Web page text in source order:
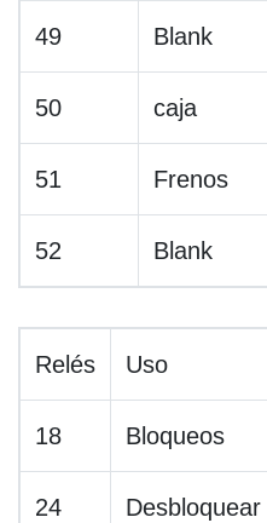
49 Blank
50 caja
51 Frenos
52 Blank
Relés Uso
18 Bloqueos
24 Desbloquear